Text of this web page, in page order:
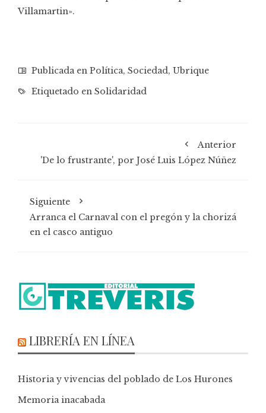
Villamartin».
Publicada en Política, Sociedad, Ubrique
Etiquetado en Solidaridad
Anterior
'De lo frustrante', por José Luis López Núñez
Siguiente
Arranca el Carnaval con el pregón y la chorizá
en el casco antiguo
LIBRERÍA EN LÍNEA
Historia y vivencias del poblado de Los Hurones
Memoria inacabada